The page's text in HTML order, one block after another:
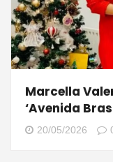
Marcella
‘Avenida
20/05/2026